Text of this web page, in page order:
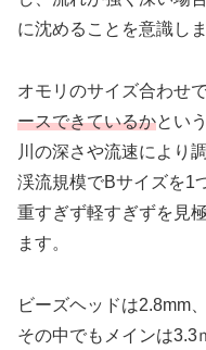
に沈めることを意識しま
オモリのサイズ合わせ
ースできているかとい
川の深さや流速により
渓流規模でBサイズを1
重すぎず軽すぎずを見
ます。
ビーズヘッドは2.8mm
その中でもメインは3.3